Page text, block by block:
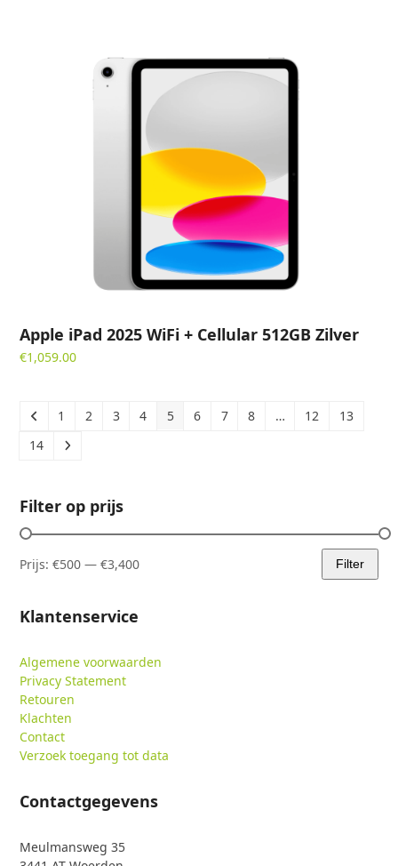
Apple iPad 2025 WiFi + Cellular 512GB Zilver
€1,059.00
1 2 3 4 5 6 7 8 … 12
13
14
Filter op prijs
Min.
Max.
Filter
Prijs:€500 —€3,400
Klantenservice
Algemene voorwaarden
Privacy Statement
Retouren
Klachten
Contact
Verzoek toegang tot data
Contactgegevens
Meulmansweg 35